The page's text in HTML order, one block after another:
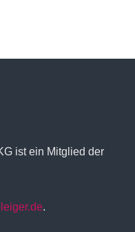
ist ein Mitglied der
.